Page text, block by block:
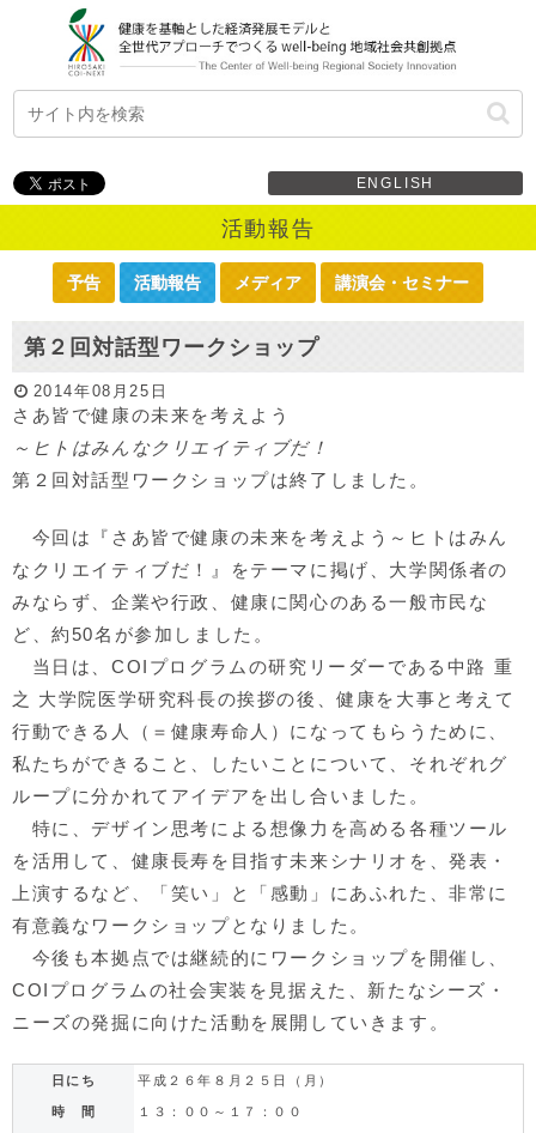
ENGLISH
活動報告
予告 活動報告 メディア 講演会・セミナー
第２回対話型ワークショップ
2014年08月25日
さあ皆で健康の未来を考えよう
～ヒトはみんなクリエイティブだ！
第２回対話型ワークショップは終了しました。
今回は『さあ皆で健康の未来を考えよう～ヒトはみん
なクリエイティブだ！』をテーマに掲げ、大学関係者の
みならず、企業や行政、健康に関心のある一般市民な
ど、約50名が参加しました。
当日は、COIプログラムの研究リーダーである中路 重
之 大学院医学研究科長の挨拶の後、健康を大事と考えて
行動できる人（＝健康寿命人）になってもらうために、
私たちができること、したいことについて、それぞれグ
ループに分かれてアイデアを出し合いました。
特に、デザイン思考による想像力を高める各種ツール
を活用して、健康長寿を目指す未来シナリオを、発表・
上演するなど、「笑い」と「感動」にあふれた、非常に
有意義なワークショップとなりました。
今後も本拠点では継続的にワークショップを開催し、
COIプログラムの社会実装を見据えた、新たなシーズ・
ニーズの発掘に向けた活動を展開していきます。
日にち 平成２６年８月２５日（月）
時 間 １３：００～１７：００